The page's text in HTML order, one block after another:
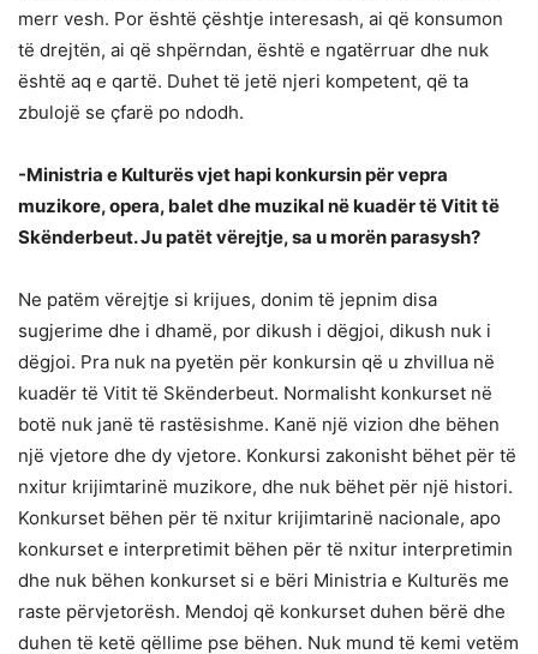
merr vesh. Por është çështje interesash, ai që konsumon
të drejtën, ai që shpërndan, është e ngatërruar dhe nuk
është aq e qartë. Duhet të jetë njeri kompetent, që ta
zbulojë se çfarë po ndodh.
-Ministria e Kulturës vjet hapi konkursin për vepra
muzikore, opera, balet dhe muzikal në kuadër të Vitit të
Skënderbeut. Ju patët vërejtje, sa u morën parasysh?
Ne patëm vërejtje si krijues, donim të jepnim disa
sugjerime dhe i dhamë, por dikush i dëgjoi, dikush nuk i
dëgjoi. Pra nuk na pyetën për konkursin që u zhvillua në
kuadër të Vitit të Skënderbeut. Normalisht konkurset në
botë nuk janë të rastësishme. Kanë një vizion dhe bëhen
një vjetore dhe dy vjetore. Konkursi zakonisht bëhet për të
nxitur krijimtarinë muzikore, dhe nuk bëhet për një histori.
Konkurset bëhen për të nxitur krijimtarinë nacionale, apo
konkurset e interpretimit bëhen për të nxitur interpretimin
dhe nuk bëhen konkurset si e bëri Ministria e Kulturës me
raste përvjetorësh. Mendoj që konkurset duhen bërë dhe
duhen të ketë qëllime pse bëhen. Nuk mund të kemi vetëm